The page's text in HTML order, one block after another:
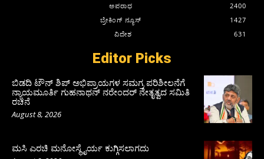
ಅಪರಾಧ
2400
ಬ್ರೇಕಿಂಗ್ ನ್ಯೂಸ್
1427
ವಿದೇಶ
631
Editor Picks
ಬಿಡದಿ ಟೌನ್ ಶಿಪ್ ಅಭಿಪ್ರಾಯಗಳ ಸಮಗ್ರ ಪರಿಶೀಲನೆಗೆ
ನ್ಯಾಯಮೂರ್ತಿ ಗುಹನಾಥನ್ ನರೇಂದರ್ ನೇತೃತ್ವದ ಸಮಿತಿ
ರಚನೆ
August 8, 2026
ಮಸಿ ಎರಚಿ ಮನೋಸ್ಥೈರ್ಯ ಕುಗ್ಗಿಸಲಾಗದು